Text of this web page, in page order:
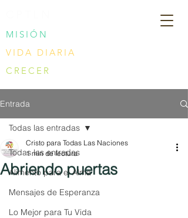
MISIÓN
VIDA DIARIA
CRECER
Entrada
Todas las entradas
Alimento para el Alma
Mensajes de Esperanza
Lo Mejor para Tu Vida
Todas las entradas
Abriendo puertas
Cristo para Todas Las Naciones
1 min de lectura